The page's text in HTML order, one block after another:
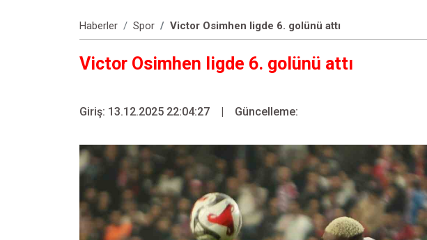
Haberler Spor Victor Osimhen ligde 6. golünü attı
Victor Osimhen ligde 6. golünü attı
Giriş: 13.12.2025 22:04:27 | Güncelleme: